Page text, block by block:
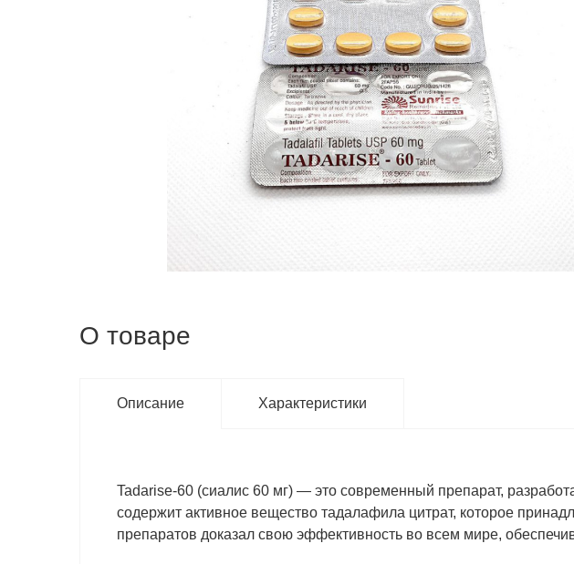
О товаре
Описание Характеристики
Tadarise-60 (сиалис 60 мг) — это современный препарат,
содержит активное вещество тадалафила цитрат, которое
препаратов доказал свою эффективность во всем мире,